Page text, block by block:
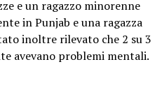
e un ragazzo minorenne
in Punjab e una ragazza
inoltre rilevato che 2 su 3
avevano problemi mentali.